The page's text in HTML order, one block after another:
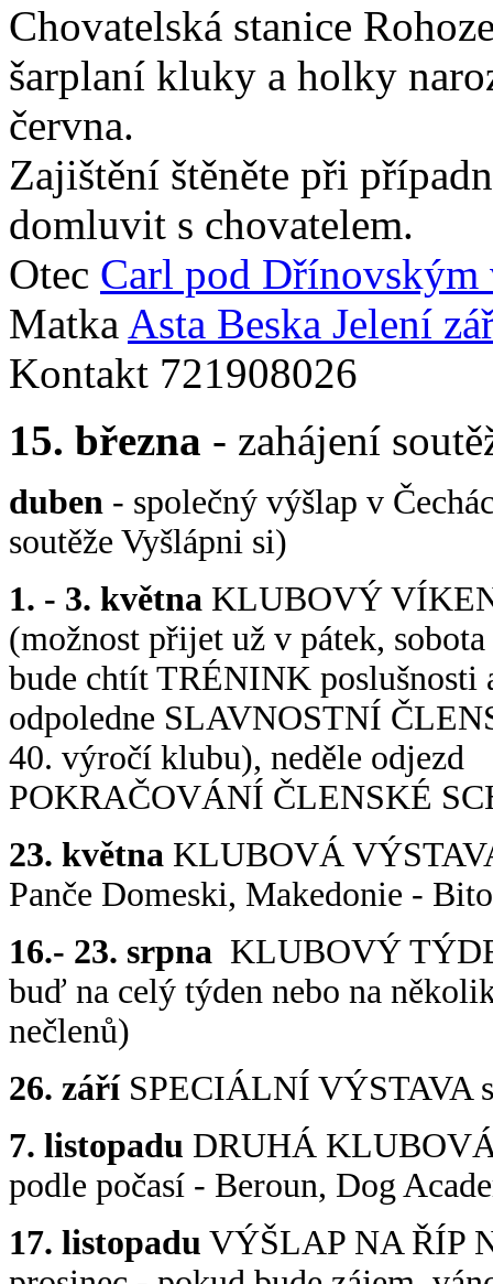
Chovatelská stanice
šarplaní kluky a holky
června.
Zajištění štěněte při
domluvit s chovatelem.
Otec Carl pod Dřínovským
Matka Asta Beska Jelení
Kontakt 721908026
15. března - zahájení
duben - společný výšlap v
soutěže Vyšlápni si)
1. - 3. května KLUBOVÝ
(možnost přijet už v pátek,
bude chtít TRÉNINK poslušnosti
odpoledne SLAVNOSTNÍ
40. výročí klubu), neděle odjezd
POKRAČOVÁNÍ ČLENSKÉ
23. května KLUBOVÁ
Panče Domeski, Makedonie -
16.- 23. srpna KLUBOVÝ
buď na celý týden nebo na
nečlenů)
26. záříSPECIÁLNÍ VÝSTAVA
7. listopadu DRUHÁ
podle počasí - Beroun, Dog
17. listopadu VÝŠLAP NA ŘÍP